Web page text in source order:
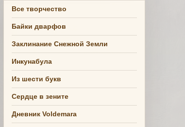
Все творчество
Байки дварфов
Заклинание Снежной Земли
Инкунабула
Из шести букв
Сердце в зените
Дневник Voldemara